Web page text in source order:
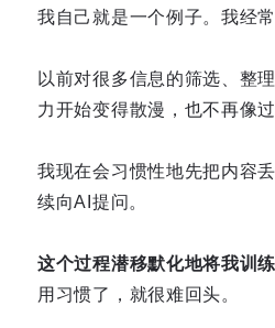
我自己就是一个例子。我经
以前对很多信息的筛选、整
力开始变得散漫，也不再像
我现在会习惯性地先把内容
续向AI提问。
这个过程潜移默化地将我训
用习惯了，就很难回头。